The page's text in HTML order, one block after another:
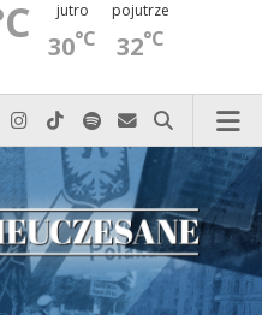
jutro
30°C
pojutrze
32°C
prostu do nas zadzwoń
nas na Facebook-u
Odwiedź nas na X
Odwiedź nas na Instagram-ie
Odwiedź nas na TikTok-u
Szukaj nas na Spotify
Wyślij do nas
Szukaj